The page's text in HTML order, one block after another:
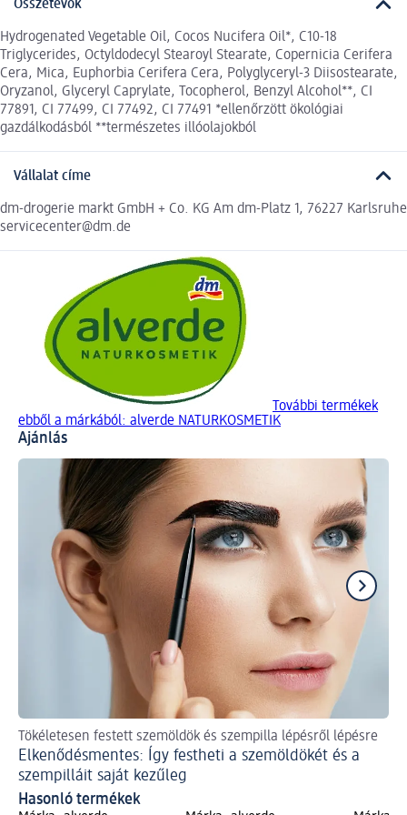
Összetevők
Hydrogenated Vegetable Oil, Cocos Nucifera Oil*, C10-18
Triglycerides, Octyldodecyl Stearoyl Stearate, Copernicia Cerifera
Cera, Mica, Euphorbia Cerifera Cera, Polyglyceryl-3 Diisostearate,
Oryzanol, Glyceryl Caprylate, Tocopherol, Benzyl Alcohol**, CI
77891, CI 77499, CI 77492, CI 77491 *ellenőrzött ökológiai
gazdálkodásból **természetes illóolajokból
Vállalat címe
dm-drogerie markt GmbH + Co. KG Am dm-Platz 1, 76227 Karlsruhe
servicecenter@dm.de
További termékek
ebből a márkából: alverde NATURKOSMETIK
Ajánlás
Tökéletesen festett szemöldök és szempilla lépésről lépésre
Elkenődésmentes: Így festheti a szemöldökét és a
szempilláit saját kezűleg
Hasonló termékek